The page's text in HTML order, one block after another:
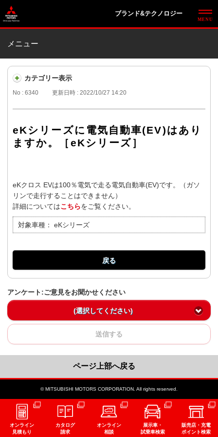
ブランド&テクノロジー
メニュー
カテゴリー表示
No : 6340 更新日時 : 2022/10/27 14:20
eKシリーズに電気自動車(EV)はあり
ますか。［eKシリーズ］
eKクロス EVは100％電気で走る電気自動車(EV)です。（ガソ
リンで走行することはできません）
詳細についてはこちらをご覧ください。
対象車種： eKシリーズ
戻る
アンケート:ご意見をお聞かせください
(選択してください)
送信する
ページ上部へ戻る
© MITSUBISHI MOTORS CORPORATION. All rights reserved.
オンライン
見積もり
カタログ
請求
オンライン
相談
展示車・
試乗車検索
販売店・充電
ポイント検索